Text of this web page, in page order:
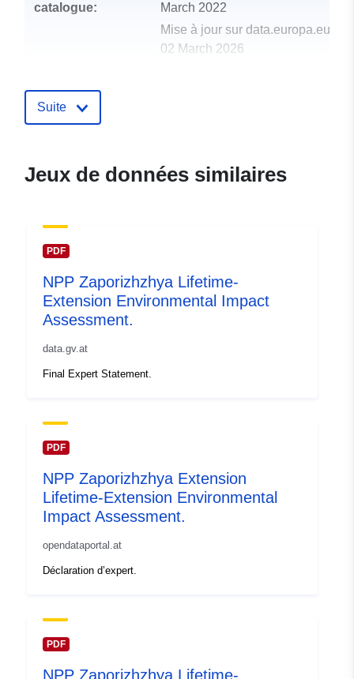
catalogue:
March 2022
Mise à jour sur data.europa.eu:
02 March 2026
uriRef:
Suite
Jeux de données similaires
PDF
NPP Zaporizhzhya Lifetime-
Extension Environmental Impact
Assessment.
data.gv.at
Final Expert Statement.
PDF
NPP Zaporizhzhya Extension
Lifetime-Extension Environmental
Impact Assessment.
opendataportal.at
Déclaration d’expert.
PDF
NPP Zaporizhzhya Lifetime-